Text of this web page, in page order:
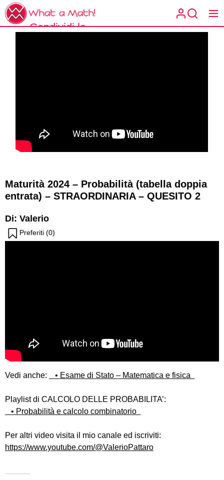
Skip
to
the
What
Math!
What a
Condividi la
Maturità 2024 – Probabilità (tabella doppia
entrata) – STRAORDINARIA – QUESITO 2
Di: Valerio
Preferiti (0)
Vedi anche: • Esame di Stato – Matematica e fisica
Playlist di CALCOLO DELLE PROBABILITA’:
• Probabilità e calcolo combinatorio
Per altri video visita il mio canale ed iscriviti:
https://www.youtube.com/@ValerioPattaro